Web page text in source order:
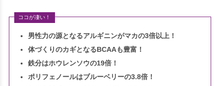
ココが凄い！
男性力の源となるアルギニンがマカの3倍以上！
体づくりのカギとなるBCAAも豊富！
鉄分はホウレンソウの19倍！
ポリフェノールはブルーベリーの3.8倍！